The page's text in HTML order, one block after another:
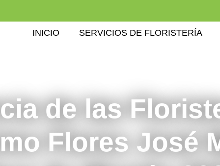
INICIO SERVICIOS DE FLORISTERÍA
de las
Flores José